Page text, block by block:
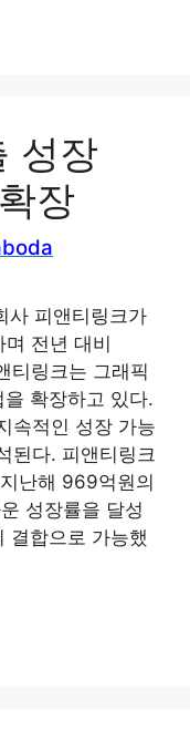
성장
장
사 피앤티링크가
전년 대비
티링크는 그래픽
확장하고 있다.
속적인 성장 가능
된다. 피앤티링크
난해 969억원의
성장률을 달성
결합으로 가능했